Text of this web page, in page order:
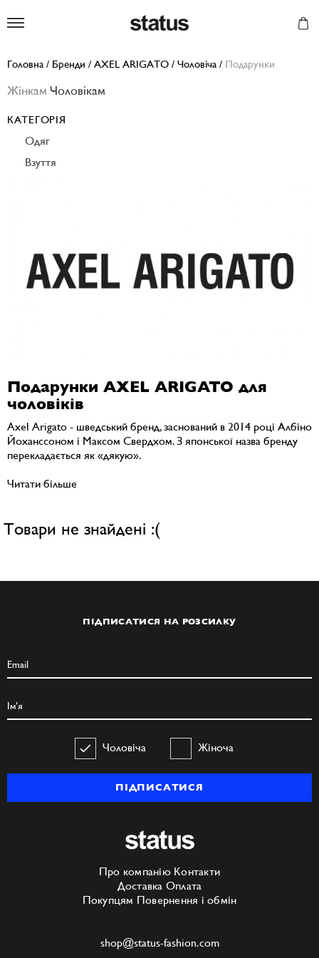
Головна / Бренди / AXEL ARIGATO / Чоловіча / Подарунки
Подарунки AXEL ARIGATO для
чоловіків
Axel Arigato - шведський бренд, заснований в 2014 році Албіно
Йоханссоном і Максом Свердхом. З японської назва бренду
перекладається як «дякую».
Читати більше
Товари не знайдені :(
Жінкам Чоловікам
КАТЕГОРІЯ
Одяг
Взуття
ПІДПИСАТИСЯ НА РОЗСИЛКУ
Чоловіча Жіноча
ПІДПИСАТИСЯ
Про компанію Контакти
Доставка Оплата
Покупцям Повернення і обмін
shop@status-fashion.com